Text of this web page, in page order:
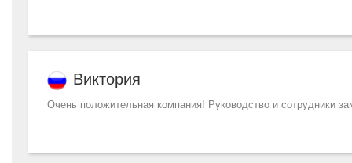
Виктория
Очень положительная компания! Руководство и сотрудники